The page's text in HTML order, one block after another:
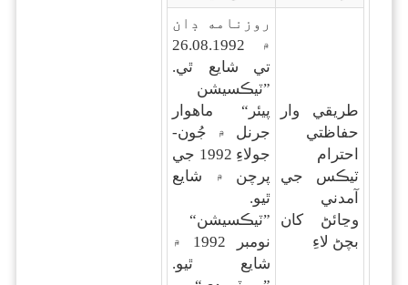
طريقي وار
حفاظتي
احترام
ٽيڪس جي
آمدني
وڃائڻ کان
بچڻ لاءِ
روزنامه ڊان
۾ 26.08.1992
تي شايع ٿي.
”ٽيڪسيشن
پيئر“ ماهوار
جرنل ۾ جُون-
جولاءِ 1992 جي
پرچن ۾ شايع
ٿيو.
”ٽيڪسيشن“
نومبر 1992 ۾
شايع ٿيو.